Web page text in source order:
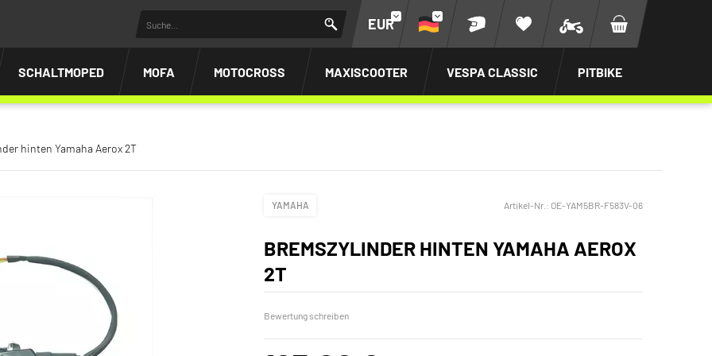
EUR
SCHALTMOPED MOFA MOTOCROSS MAXISCOOTER VESPA CLASSIC PITBIKE
hinten Yamaha Aerox 2T
YAMAHA Artikel-Nr.: OE-YAM5BR-F583V-06
BREMSZYLINDER HINTEN YAMAHA AEROX
2T
Bewertung schreiben